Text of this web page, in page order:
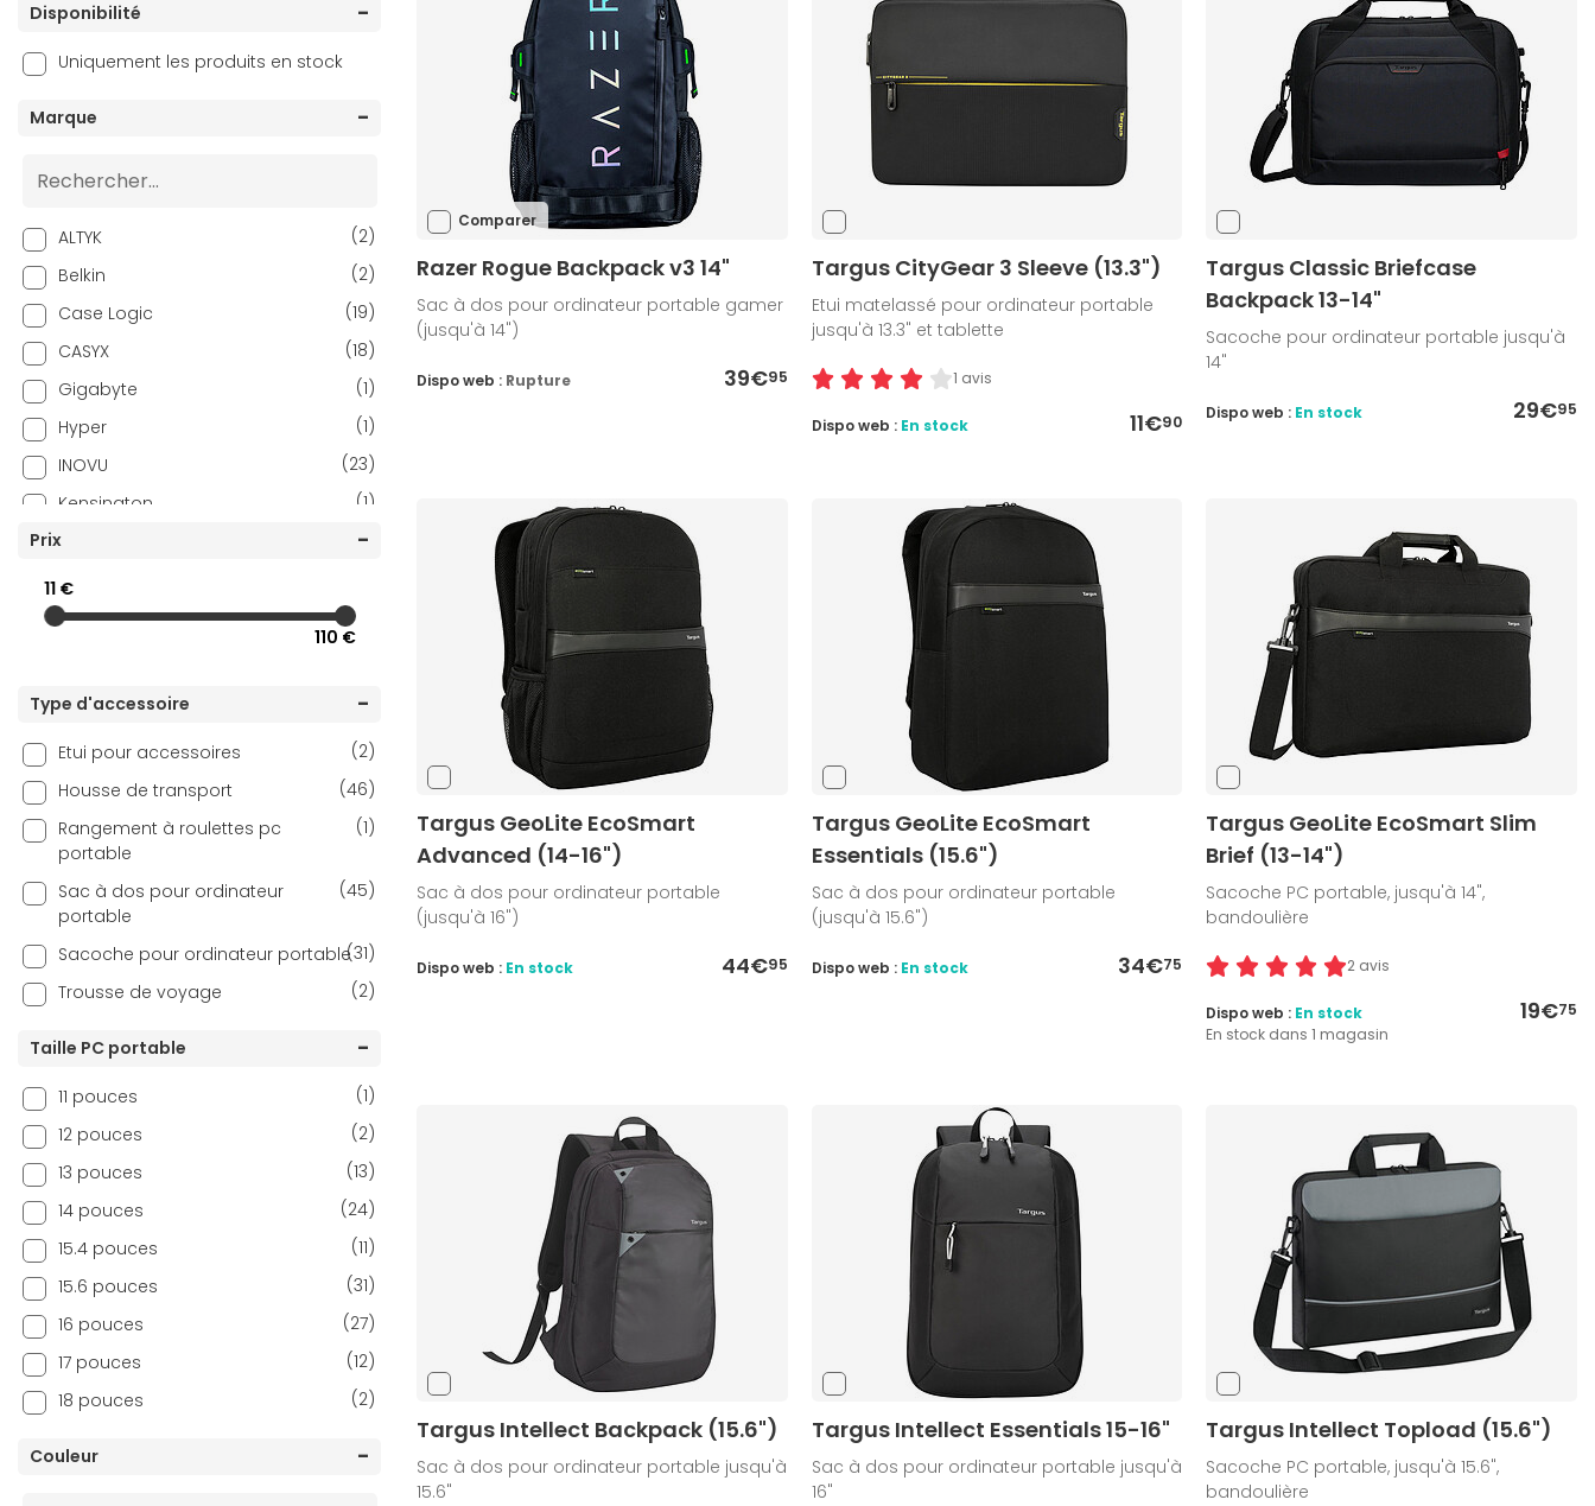
Disponibilité
Uniquement les produits en stock
Marque
ALTYK
(2)
Belkin
(2)
Case Logic
(19)
CASYX
(18)
Gigabyte
(1)
Hyper
(1)
INOVU
(23)
Kensington
(1)
Lenovo
(1)
MSI
MW
(4)
PORT Designs
Targus
(25)
(3)
Prix
11 €
110 €
Type d'accessoire
Etui pour accessoires
(2)
Housse de transport
(46)
Rangement à roulettes pc
portable
(1)
Sac à dos pour ordinateur
portable
(45)
Sacoche pour ordinateur portable(31)
Trousse de voyage
(2)
Taille PC portable
11 pouces
(1)
12 pouces
(2)
13 pouces
(13)
14 pouces
(24)
15.4 pouces
(11)
15.6 pouces
(31)
16 pouces
(27)
17 pouces
(12)
18 pouces
(2)
Couleur
Comparer
Razer Rogue Backpack v3 14"
Sac à dos pour ordinateur portable gamer
(jusqu'à 14")
39€95
Dispo web : Rupture
Targus CityGear 3 Sleeve (13.3")
Etui matelassé pour ordinateur portable
jusqu'à 13.3" et tablette
1 avis
11€90
Dispo web : En stock
Targus Classic Briefcase
Backpack 13-14"
Sacoche pour ordinateur portable jusqu'à
14"
29€95
Dispo web : En stock
Targus GeoLite EcoSmart
Advanced (14-16")
Sac à dos pour ordinateur portable
(jusqu'à 16")
44€95
Dispo web : En stock
Targus GeoLite EcoSmart
Essentials (15.6")
Sac à dos pour ordinateur portable
(jusqu'à 15.6")
34€75
Dispo web : En stock
Targus GeoLite EcoSmart Slim
Brief (13-14")
Sacoche PC portable, jusqu'à 14",
bandoulière
2 avis
19€75
Dispo web : En stock
En stock dans 1 magasin
Targus Intellect Backpack (15.6")
Sac à dos pour ordinateur portable jusqu'à
15.6"
Targus Intellect Essentials 15-16"
Sac à dos pour ordinateur portable jusqu'à
16"
Targus Intellect Topload (15.6")
Sacoche PC portable, jusqu'à 15.6",
bandoulière